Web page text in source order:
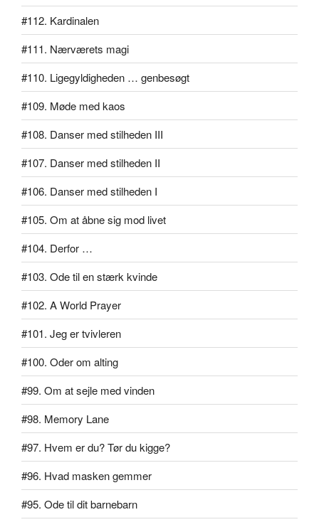
#112. Kardinalen
#111. Nærværets magi
#110. Ligegyldigheden … genbesøgt
#109. Møde med kaos
#108. Danser med stilheden III
#107. Danser med stilheden II
#106. Danser med stilheden I
#105. Om at åbne sig mod livet
#104. Derfor …
#103. Ode til en stærk kvinde
#102. A World Prayer
#101. Jeg er tvivleren
#100. Oder om alting
#99. Om at sejle med vinden
#98. Memory Lane
#97. Hvem er du? Tør du kigge?
#96. Hvad masken gemmer
#95. Ode til dit barnebarn